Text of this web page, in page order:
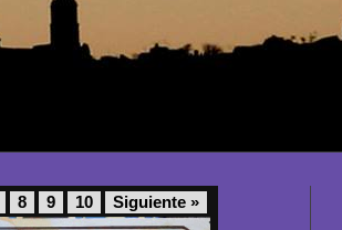
8 9 10 Siguiente »